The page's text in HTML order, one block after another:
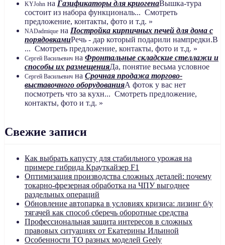
KYJohn на Газификаторы для криогенаВышка-тура
состоит из набора функциональ... Смотреть
предложение, контакты, фото и т.д. »
NADadmique на Постройка кирпичных печей для дома с
порядовкамиРечь - дар который подарили нампредки.В
... Смотреть предложение, контакты, фото и т.д. »
Сергей Васильевич на Фронтальные складские стеллажи и
способы их размещенияДа, понятие весьма условное
Сергей Васильевич на Срочная продажа торгово-
выставочного оборудованияА фоток у вас нет
посмотреть что за кухн... Смотреть предложение,
контакты, фото и т.д. »
Свежие записи
Как выбрать капусту для стабильного урожая на
примере гибрида Крауткайзер F1
Оптимизация производства сложных деталей: почему
токарно-фрезерная обработка на ЧПУ выгоднее
раздельных операций
Обновление автопарка в условиях кризиса: лизинг б/у
тягачей как способ сберечь оборотные средства
Профессиональная защита интересов в сложных
правовых ситуациях от Екатерины Ильиной
Особенности ТО разных моделей Geely